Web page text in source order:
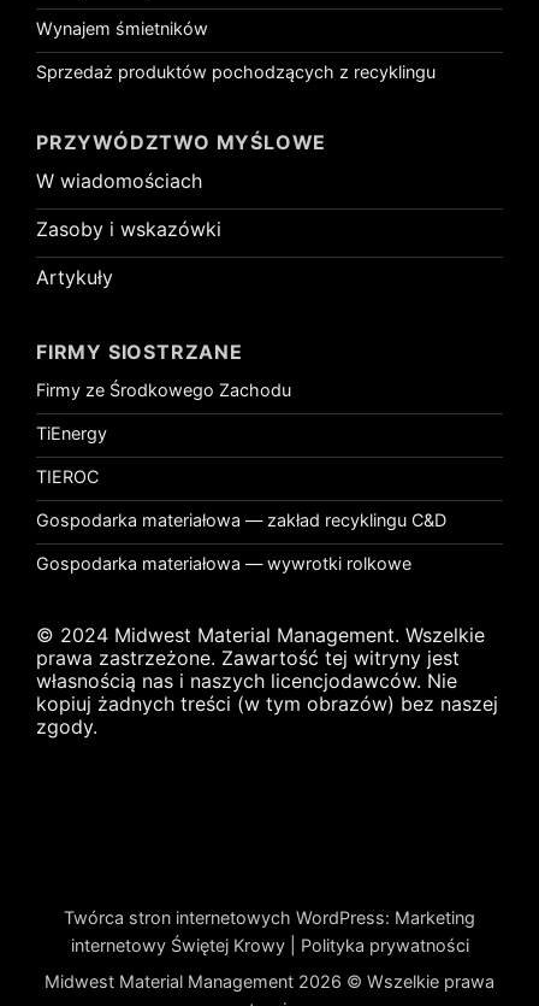
Wynajem śmietników
Sprzedaż produktów pochodzących z recyklingu
PRZYWÓDZTWO MYŚLOWE
W wiadomościach
Zasoby i wskazówki
Artykuły
FIRMY SIOSTRZANE
Firmy ze Środkowego Zachodu
TiEnergy
TIEROC
Gospodarka materiałowa — zakład recyklingu C&D
Gospodarka materiałowa — wywrotki rolkowe
© 2024 Midwest Material Management. Wszelkie
prawa zastrzeżone. Zawartość tej witryny jest
własnością nas i naszych licencjodawców. Nie
kopiuj żadnych treści (w tym obrazów) bez naszej
zgody.
Twórca stron internetowych WordPress: Marketing
internetowy Świętej Krowy| Polityka prywatności
Midwest Material Management 2026 © Wszelkie prawa